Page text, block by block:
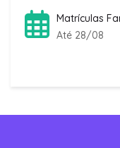
Matrículas
Até 28/08